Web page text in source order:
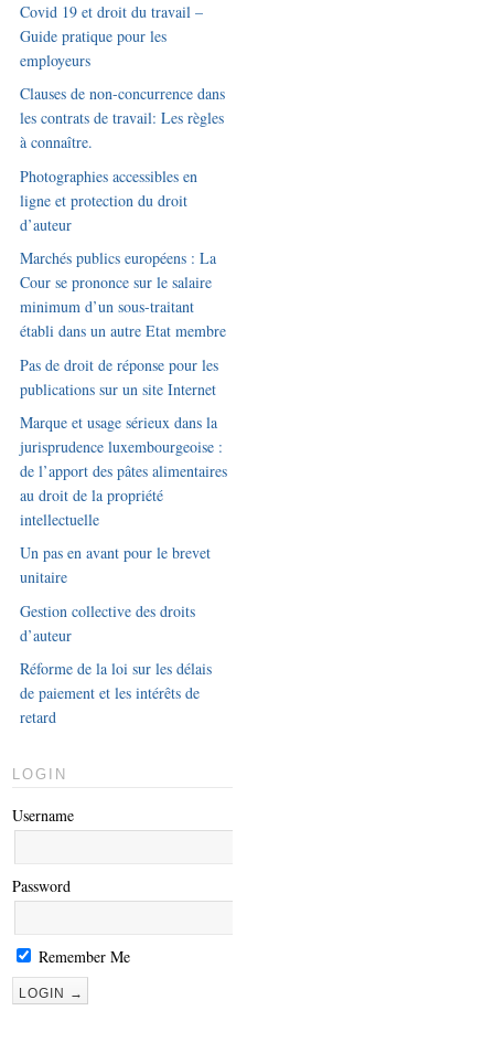
Covid 19 et droit du travail –
Guide pratique pour les
employeurs
Clauses de non-concurrence dans
les contrats de travail: Les règles
à connaître.
Photographies accessibles en
ligne et protection du droit
d’auteur
Marchés publics européens : La
Cour se prononce sur le salaire
minimum d’un sous-traitant
établi dans un autre Etat membre
Pas de droit de réponse pour les
publications sur un site Internet
Marque et usage sérieux dans la
jurisprudence luxembourgeoise :
de l’apport des pâtes alimentaires
au droit de la propriété
intellectuelle
Un pas en avant pour le brevet
unitaire
Gestion collective des droits
d’auteur
Réforme de la loi sur les délais
de paiement et les intérêts de
retard
LOGIN
Username
Password
Remember Me